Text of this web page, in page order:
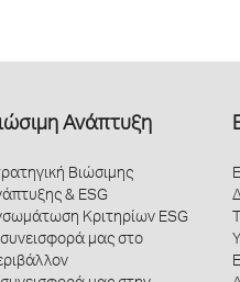
Ανάπτυξη
Βιώσιμης
& ESG
Κριτηρίων ESG
μας στο